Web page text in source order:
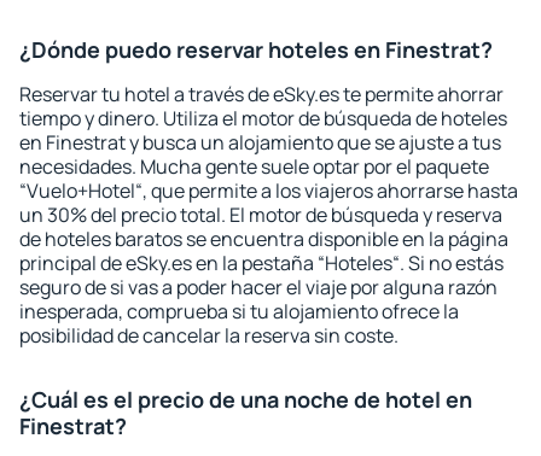
¿Dónde puedo reservar hoteles en Finestrat?
Reservar tu hotel a través de eSky.es te permite ahorrar
tiempo y dinero. Utiliza el motor de búsqueda de hoteles
en Finestrat y busca un alojamiento que se ajuste a tus
necesidades. Mucha gente suele optar por el paquete
“Vuelo+Hotel“, que permite a los viajeros ahorrarse hasta
un 30% del precio total. El motor de búsqueda y reserva
de hoteles baratos se encuentra disponible en la página
principal de eSky.es en la pestaña “Hoteles“. Si no estás
seguro de si vas a poder hacer el viaje por alguna razón
inesperada, comprueba si tu alojamiento ofrece la
posibilidad de cancelar la reserva sin coste.
¿Cuál es el precio de una noche de hotel en
Finestrat?